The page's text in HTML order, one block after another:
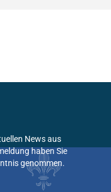
News aus
haben Sie
genommen.